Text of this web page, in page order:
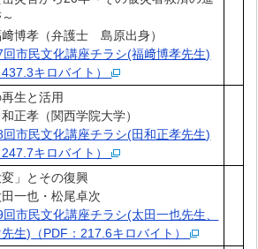
﨑博孝（弁護士 島原出身）
回市民文化講座チラシ(福﨑博孝先生)
437.3キロバイト）
生と活用
正孝（関西学院大学）
回市民文化講座チラシ(田和正孝先生)
247.7キロバイト）
変」とその復興
一也・松尾卓次
市民文化講座チラシ(太田一也先生、
生)（PDF：217.6キロバイト）